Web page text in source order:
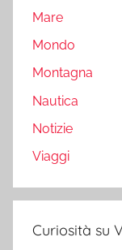
Mare
Mondo
Montagna
Nautica
Notizie
Viaggi
Curiosità su